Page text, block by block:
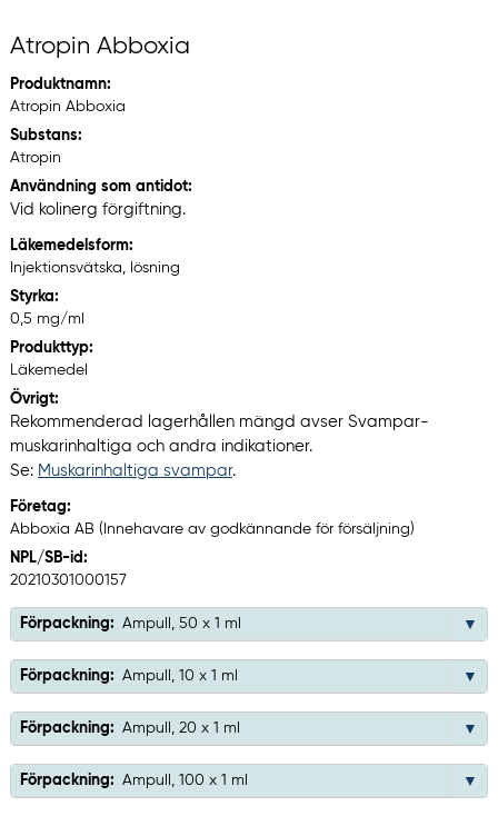
Atropin Abboxia
Produktnamn:
Atropin Abboxia
Substans:
Atropin
Användning som antidot:
Vid kolinerg förgiftning.
Läkemedelsform:
Injektionsvätska, lösning
Styrka:
0,5 mg/ml
Produkttyp:
Läkemedel
Övrigt:
Rekommenderad lagerhållen mängd avser Svampar-
muskarinhaltiga och andra indikationer.
Se: Muskarinhaltiga svampar.
Företag:
Abboxia AB (Innehavare av godkännande för försäljning)
NPL/SB-id:
20210301000157
Förpackning: Ampull, 50 x 1 ml
Förpackning: Ampull, 10 x 1 ml
Förpackning: Ampull, 20 x 1 ml
Förpackning: Ampull, 100 x 1 ml